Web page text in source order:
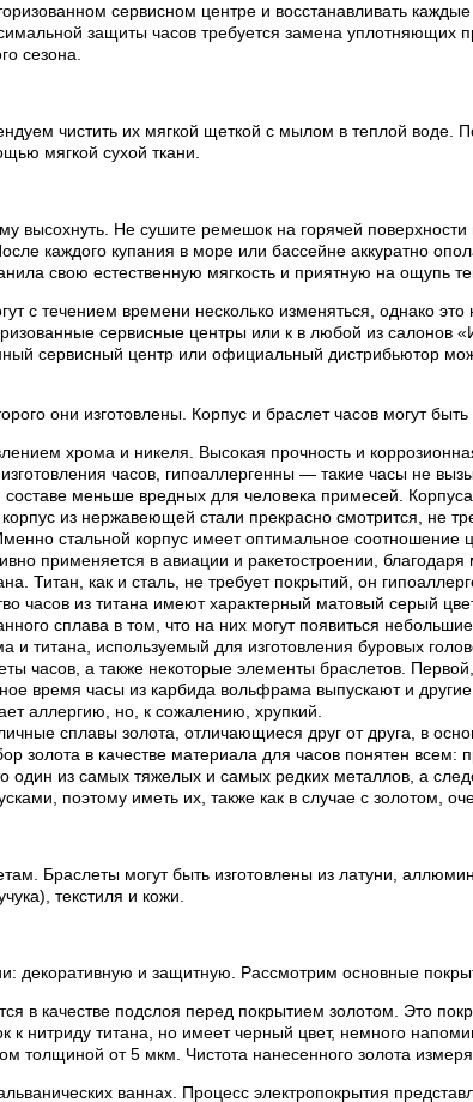
сервисном центре и восстанавливать
защиты часов требуется замена уплотняющих
сезона.
чистить их мягкой щеткой с мылом в теплой воде.
мягкой сухой ткани.
высохнуть. Не сушите ремешок на горячей
каждого купания в море или бассейне аккуратно
свою естественную мягкость и приятную на ощупь
с течением времени несколько изменяться, однако это
сервисные центры или к в любой из салонов
сервисный центр или официальный дистрибьютор
они изготовлены. Корпус и браслет часов могут
хрома и никеля. Высокая прочность и
часов, гипоаллергенны — такие часы не
меньше вредных для человека примесей.
из нержавеющей стали прекрасно смотрится, не
стальной корпус имеет оптимальное соотношение
применяется в авиации и ракетостроении,
Титан, как и сталь, не требует покрытий, он
часов из титана имеют характерный матовый серый
сплава в том, что на них могут появиться
используемый для изготовления буровых
часов, а также некоторые элементы браслетов.
время часы из карбида вольфрама выпускают и
аллергию, но, к сожалению, хрупкий.
сплавы золота, отличающиеся друг от друга, в
золота в качестве материала для часов понятен всем:
один из самых тяжелых и самых редких металлов, а
поэтому иметь их, также как в случае с золотом,
Браслеты могут быть изготовлены из латуни,
текстиля и кожи.
декоративную и защитную. Рассмотрим основные
в качестве подслоя перед покрытием золотом. Это
к нитриду титана, но имеет черный цвет, немного
толщиной от 5 мкм. Чистота нанесенного золота
ваннах. Процесс электропокрытия